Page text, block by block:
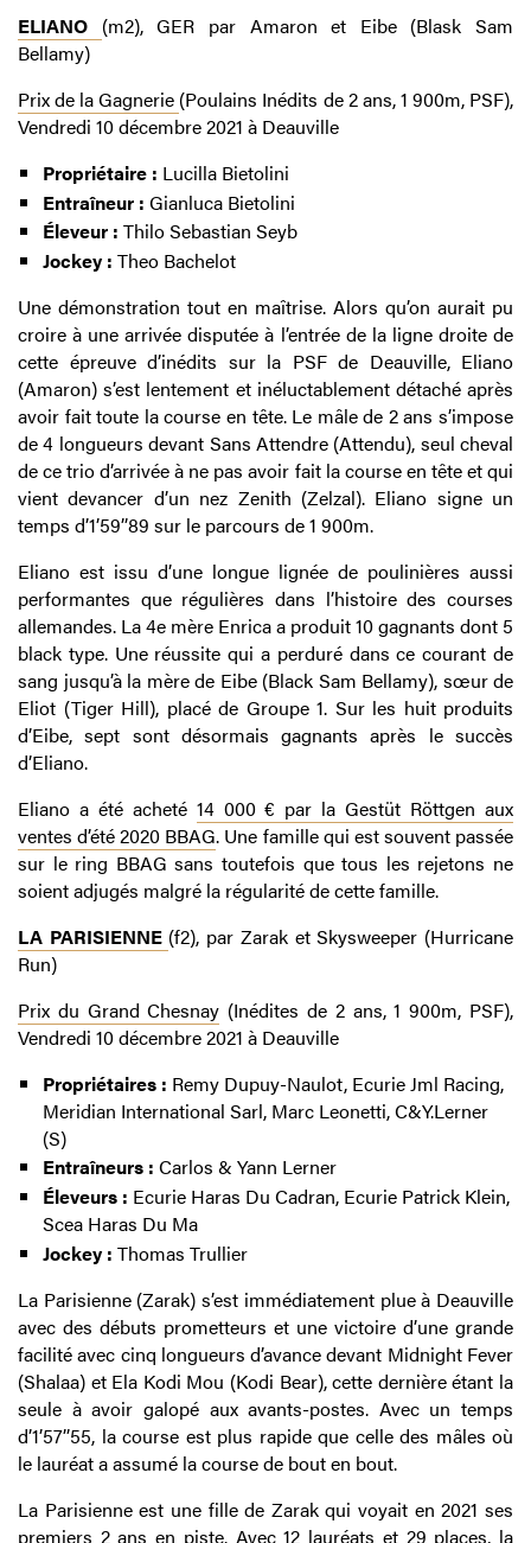
ELIANO (m2), GER par Amaron et Eibe (Blask Sam
Bellamy)
Prix de la Gagnerie (Poulains Inédits de 2 ans, 1 900m, PSF),
Vendredi 10 décembre 2021 à Deauville
Propriétaire : Lucilla Bietolini
Entraîneur : Gianluca Bietolini
Éleveur : Thilo Sebastian Seyb
Jockey : Theo Bachelot
Une démonstration tout en maîtrise. Alors qu’on aurait pu
croire à une arrivée disputée à l’entrée de la ligne droite de
cette épreuve d’inédits sur la PSF de Deauville, Eliano
(Amaron) s’est lentement et inéluctablement détaché après
avoir fait toute la course en tête. Le mâle de 2 ans s’impose
de 4 longueurs devant Sans Attendre (Attendu), seul cheval
de ce trio d’arrivée à ne pas avoir fait la course en tête et qui
vient devancer d’un nez Zenith (Zelzal). Eliano signe un
temps d’1’59’’89 sur le parcours de 1 900m.
Eliano est issu d’une longue lignée de poulinières aussi
performantes que régulières dans l’histoire des courses
allemandes. La 4e mère Enrica a produit 10 gagnants dont 5
black type. Une réussite qui a perduré dans ce courant de
sang jusqu’à la mère de Eibe (Black Sam Bellamy), sœur de
Eliot (Tiger Hill), placé de Groupe 1. Sur les huit produits
d’Eibe, sept sont désormais gagnants après le succès
d’Eliano.
Eliano a été acheté 14 000 € par la Gestüt Röttgen aux
ventes d’été 2020 BBAG. Une famille qui est souvent passée
sur le ring BBAG sans toutefois que tous les rejetons ne
soient adjugés malgré la régularité de cette famille.
LA PARISIENNE (f2), par Zarak et Skysweeper (Hurricane
Run)
Prix du Grand Chesnay (Inédites de 2 ans, 1 900m, PSF),
Vendredi 10 décembre 2021 à Deauville
Propriétaires : Remy Dupuy-Naulot, Ecurie Jml Racing,
Meridian International Sarl, Marc Leonetti, C&Y.Lerner
(S)
Entraîneurs : Carlos & Yann Lerner
Éleveurs : Ecurie Haras Du Cadran, Ecurie Patrick Klein,
Scea Haras Du Ma
Jockey : Thomas Trullier
La Parisienne (Zarak) s’est immédiatement plue à Deauville
avec des débuts prometteurs et une victoire d’une grande
facilité avec cinq longueurs d’avance devant Midnight Fever
(Shalaa) et Ela Kodi Mou (Kodi Bear), cette dernière étant la
seule à avoir galopé aux avants-postes. Avec un temps
d’1’57’’55, la course est plus rapide que celle des mâles où
le lauréat a assumé la course de bout en bout.
La Parisienne est une fille de Zarak qui voyait en 2021 ses
premiers 2 ans en piste. Avec 12 lauréats et 29 places, la